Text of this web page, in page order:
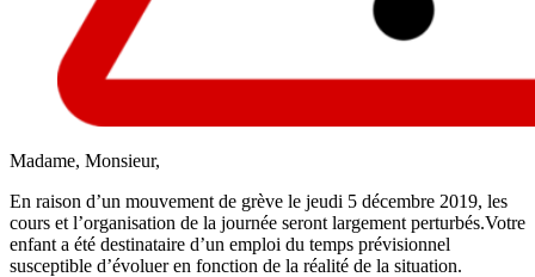
​Madame, Monsieur,​
En raison d’un mouvement de grève le jeudi 5 décembre 2019, les
cours et l’organisation de la journée seront largement perturbés.​Votre
enfant a été destinataire d’un emploi du temps prévisionnel
susceptible d’évoluer en fonction de la réalité de la situation.